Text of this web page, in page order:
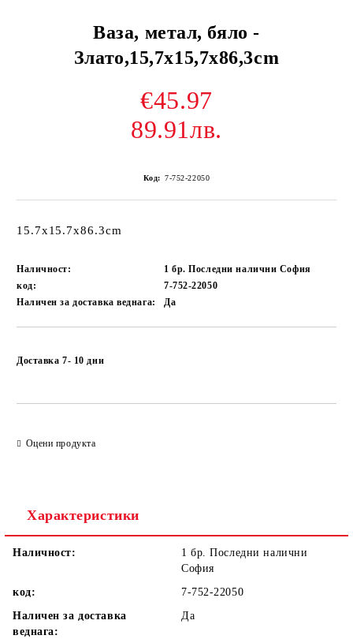
Ваза, метал, бяло -
Злато,15,7x15,7x86,3cm
€45.97
89.91лв.
Код: 7-752-22050
15.7x15.7x86.3cm
Наличност:
1 бр. Последни налични София
код:
7-752-22050
Наличен за доставка веднага:
Да
Доставка 7- 10 дни
Оцени продукта
Характеристики
Наличност:
1 бр. Последни налични
София
код:
7-752-22050
Наличен за доставка
веднага:
Да